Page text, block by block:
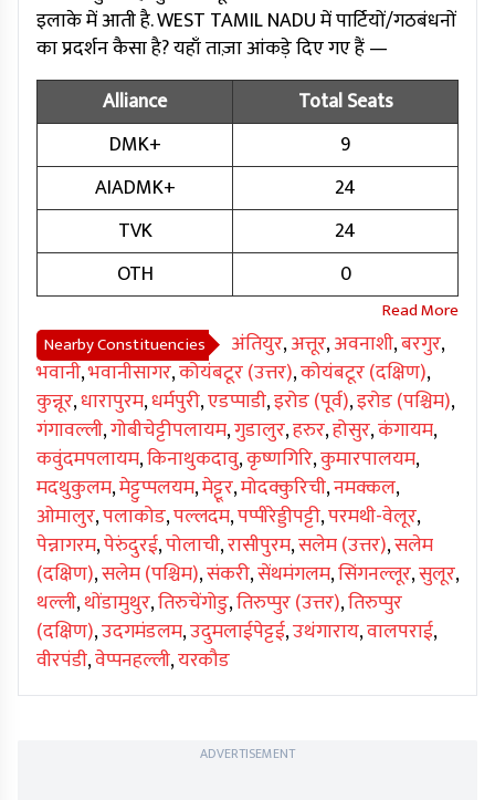
इलाके में आती है. WEST TAMIL NADU में पार्टियों/गठबंधनों
का प्रदर्शन कैसा है? यहाँ ताज़ा आंकड़े दिए गए हैं —
Alliance
Total Seats
DMK+
9
AIADMK+
24
TVK
24
OTH
0
Nearby Constituencies अंतियुर,अत्तूर,अवनाशी,बरगुर,
भवानी,भवानीसागर,कोयंबटूर (उत्तर),कोयंबटूर (दक्षिण),
कुन्नूर,धारापुरम,धर्मपुरी,एडप्पाडी,इरोड (पूर्व),इरोड (पश्चिम),
गंगावल्ली,गोबीचेट्टीपलायम,गुडालुर,हरुर,होसुर,कंगायम,
कवुंदमपलायम,किनाथुकदावु,कृष्णगिरि,कुमारपालयम,
मदथुकुलम,मेट्टुप्पलयम,मेट्टूर,मोदक्कुरिची,नमक्कल,
ओमालुर,पलाकोड,पल्लदम,पप्पीरेड्डीपट्टी,परमथी-वेलूर,
पेन्नागरम,पेरुंदुरई,पोलाची,रासीपुरम,सलेम (उत्तर),सलेम
(दक्षिण),सलेम (पश्चिम),संकरी,सेंथमंगलम,सिंगनल्लूर,सुलूर,
थल्ली,थोंडामुथुर,तिरुचेंगोडु,तिरुप्पुर (उत्तर),तिरुप्पुर
(दक्षिण),उदगमंडलम,उदुमलाईपेट्टई,उथंगाराय,वालपराई,
वीरपंडी,वेप्पनहल्ली,यरकौड
ADVERTISEMENT